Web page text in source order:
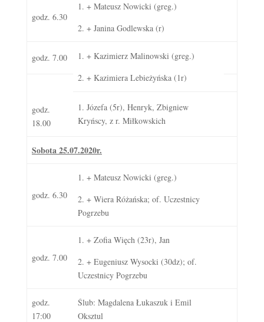
godz. 6.30
1. + Mateusz Nowicki (greg.)
2. + Janina Godlewska (r)
godz. 7.00
1. + Kazimierz Malinowski (greg.)
2. + Kazimiera Lebieżyńska (1r)
godz.
18.00
1. Józefa (5r), Henryk, Zbigniew
Kryńscy, z r. Miłkowskich
Sobota 25.07.2020r.
godz. 6.30
1. + Mateusz Nowicki (greg.)
2. + Wiera Różańska; of. Uczestnicy
Pogrzebu
godz. 7.00
1. + Zofia Więch (23r), Jan
2. + Eugeniusz Wysocki (30dz); of.
Uczestnicy Pogrzebu
godz.
17:00
Ślub: Magdalena Łukaszuk i Emil
Oksztul